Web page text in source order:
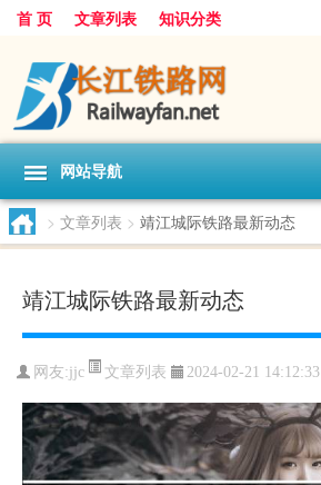
首 页 文章列表 知识分类
网站导航
> 文章列表 > 靖江城际铁路最新动态
靖江城际铁路最新动态
网友:jjc 文章列表 2024-02-21 14:12:33